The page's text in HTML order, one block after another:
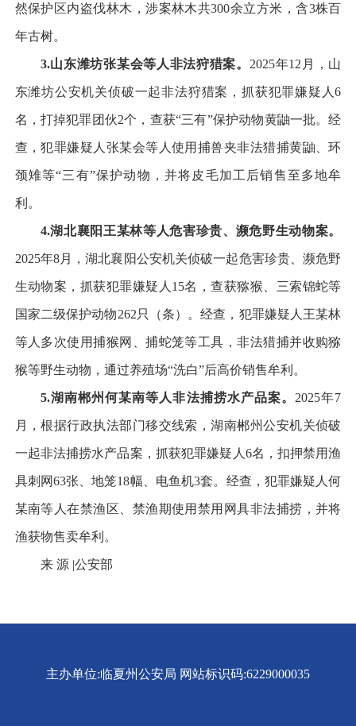
然保护区内盗伐林木，涉案林木共300余立方米，含3株百
年古树。
3.山东潍坊张某会等人非法狩猎案。 2025年12月，山
东潍坊公安机关侦破一起非法狩猎案，抓获犯罪嫌疑人6
名，打掉犯罪团伙2个，查获“三有”保护动物黄鼬一批。经
查，犯罪嫌疑人张某会等人使用捕兽夹非法猎捕黄鼬、环
颈雉等“三有”保护动物，并将皮毛加工后销售至多地牟
利。
4.湖北襄阳王某林等人危害珍贵、濒危野生动物案。
2025年8月，湖北襄阳公安机关侦破一起危害珍贵、濒危野
生动物案，抓获犯罪嫌疑人15名，查获猕猴、三索锦蛇等
国家二级保护动物262只（条）。经查，犯罪嫌疑人王某林
等人多次使用捕猴网、捕蛇笼等工具，非法猎捕并收购猕
猴等野生动物，通过养殖场“洗白”后高价销售牟利。
5.湖南郴州何某南等人非法捕捞水产品案。 2025年7
月，根据行政执法部门移交线索，湖南郴州公安机关侦破
一起非法捕捞水产品案，抓获犯罪嫌疑人6名，扣押禁用渔
具刺网63张、地笼18幅、电鱼机3套。经查，犯罪嫌疑人何
某南等人在禁渔区、禁渔期使用禁用网具非法捕捞，并将
渔获物售卖牟利。
来 源 |公安部
主办单位:临夏州公安局 网站标识码:6229000035